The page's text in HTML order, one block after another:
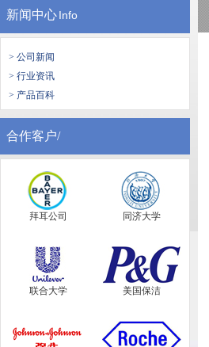
新闻中心Info
> 公司新闻
> 行业资讯
> 产品百科
合作客户/
拜耳公司 同济大学
联合大学 美国保洁